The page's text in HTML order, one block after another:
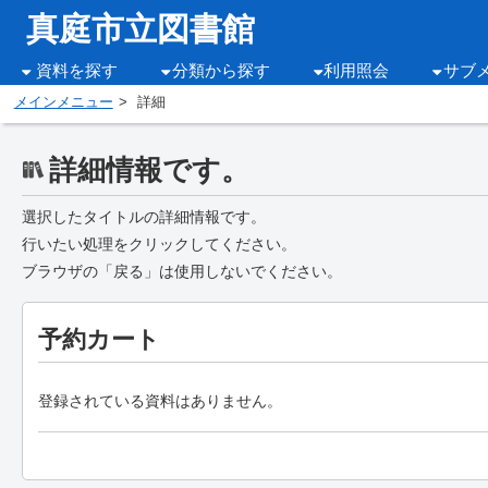
真庭市立図書館
資料を探す 分類から探す 利用照会 サブ
メインメニュー 詳細
詳細情報です。
選択したタイトルの詳細情報です。
行いたい処理をクリックしてください。
ブラウザの「戻る」は使用しないでください。
予約カート
登録されている資料はありません。